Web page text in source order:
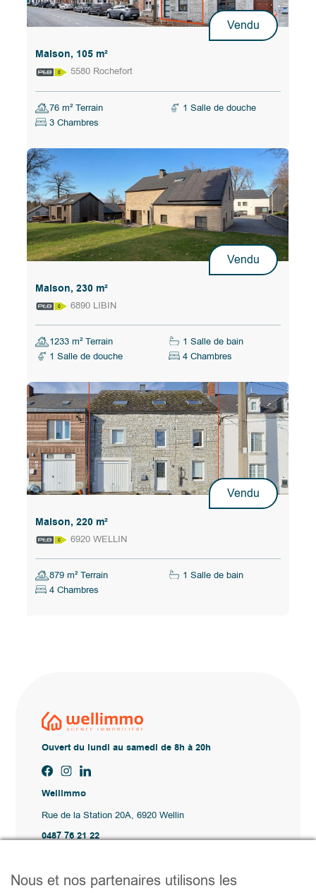
Vendu
Maison, 105 m²
5580 Rochefort
76 m² Terrain
1 Salle de douche
3 Chambres
Vendu
Maison, 230 m²
6890 LIBIN
1233 m² Terrain
1 Salle de bain
1 Salle de douche
4 Chambres
Vendu
Maison, 220 m²
6920 WELLIN
879 m² Terrain
1 Salle de bain
4 Chambres
Ouvert du lundi au samedi de 8h à 20h
Wellimmo
Rue de la Station 20A, 6920 Wellin
0487 76 21 22
Nous et nos partenaires utilisons les